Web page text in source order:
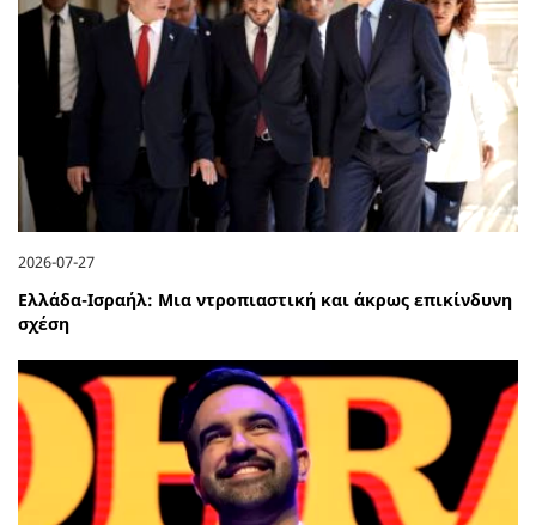
2026-07-27
Ελλάδα-Ισραήλ: Μια ντροπιαστική και άκρως επικίνδυνη
σχέση